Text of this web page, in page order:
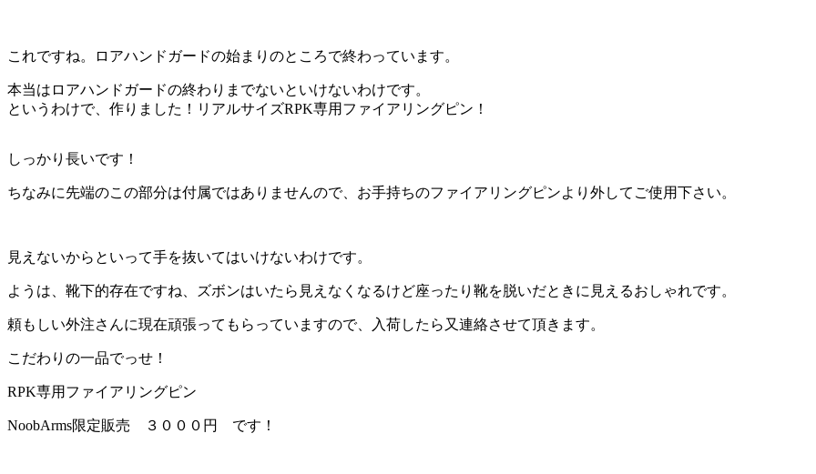
これですね。ロアハンドガードの始まりのところで終わっています。
本当はロアハンドガードの終わりまでないといけないわけです。
というわけで、作りました！リアルサイズRPK専用ファイアリングピン！
しっかり長いです！
ちなみに先端のこの部分は付属ではありませんので、お手持ちのファイアリングピンより外してご使用下さい。
見えないからといって手を抜いてはいけないわけです。
ようは、靴下的存在ですね、ズボンはいたら見えなくなるけど座ったり靴を脱いだときに見えるおしゃれです。
頼もしい外注さんに現在頑張ってもらっていますので、入荷したら又連絡させて頂きます。
こだわりの一品でっせ！
RPK専用ファイアリングピン
NoobArms限定販売 ３０００円 です！